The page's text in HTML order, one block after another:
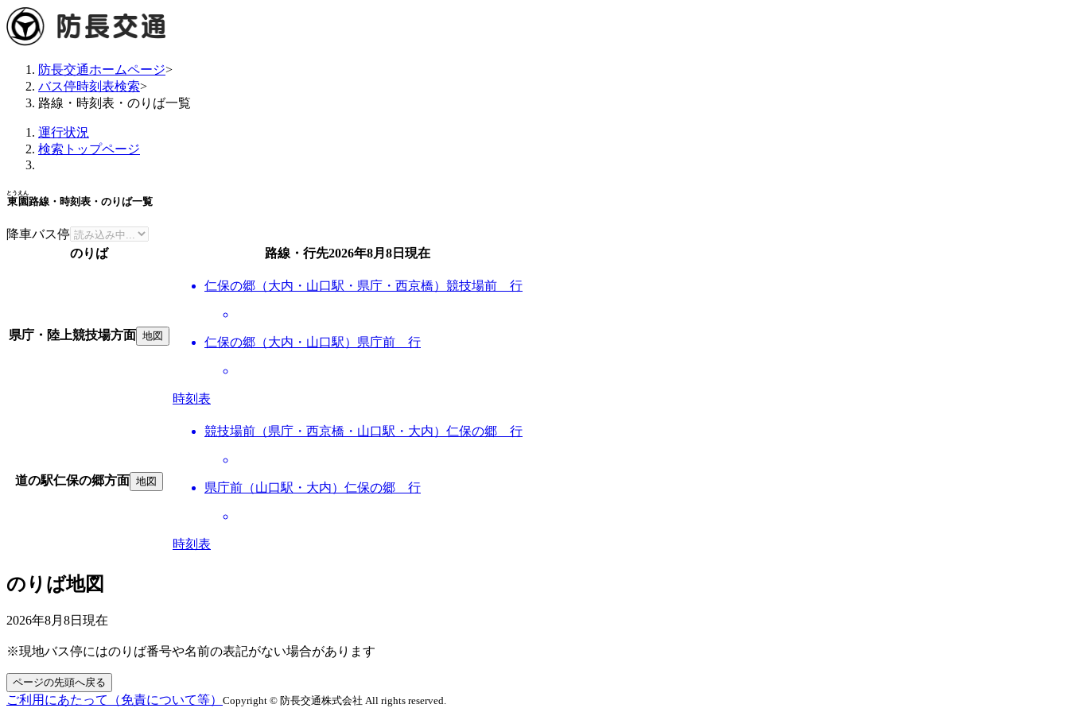
防長交通ホームページ>
バス停時刻表検索>
路線・時刻表・のりば一覧
運行状況
検索トップページ
東園
とうえん
路線・時刻表・のりば一覧
降車バス停
のりば
路線・行先2026年8月8日 現在
県庁・陸上競技場方面 地図
仁保の郷（大内・山口駅・県庁・西京橋）競技場前 行
仁保の郷（大内・山口駅）県庁前 行
時刻表
道の駅仁保の郷方面 地図
競技場前（県庁・西京橋・山口駅・大内）仁保の郷 行
県庁前（山口駅・大内）仁保の郷 行
時刻表
のりば地図
2026年8月8日 現在
※現地バス停にはのりば番号や名前の表記がない場合があります
ページの先頭へ戻る
ご利用にあたって（免責について等） Copyright © 防長交通株式会社 All rights reserved.